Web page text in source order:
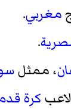
مغربي.
.
، ممثل
كرة